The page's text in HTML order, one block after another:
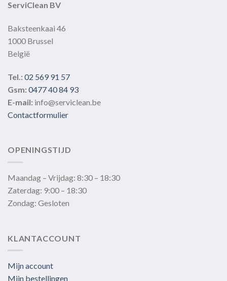
ServiClean BV
Baksteenkaai 46
1000 Brussel
België
Tel.: 02 569 91 57
Gsm: 0477 40 84 93
E-mail: info@serviclean.be
Contactformulier
OPENINGSTIJD
Maandag – Vrijdag: 8:30 – 18:30
Zaterdag: 9:00 – 18:30
Zondag: Gesloten
KLANTACCOUNT
Mijn account
Mijn bestellingen